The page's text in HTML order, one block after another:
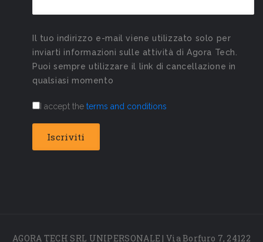
Il tuo indirizzo e-mail viene utilizzato solo per
inviarti informazioni sulle attività di Agora Tech.
Puoi sempre utilizzare il link di cancellazione in
qualsiasi momento
I accept the terms and conditions
AGORA TECH SRL UNIPERSONALE | Via Borfuro 7, 24122